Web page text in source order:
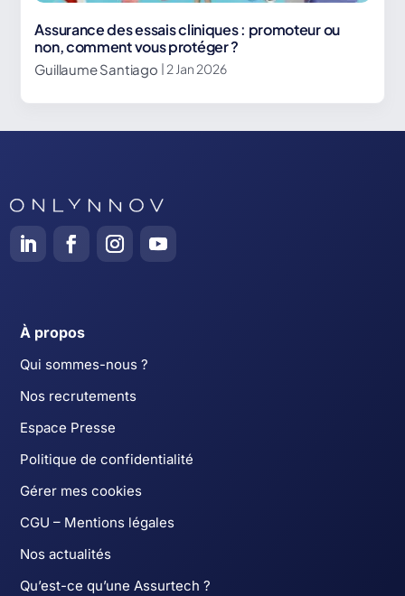
Assurance des essais cliniques : promoteur ou
non, comment vous protéger ?
Guillaume Santiago | 2 Jan 2026
À propos
Qui sommes-nous ?
Nos recrutements
Espace Presse
Politique de confidentialité
Gérer mes cookies
CGU – Mentions légales
Nos actualités
Qu’est-ce qu’une Assurtech ?